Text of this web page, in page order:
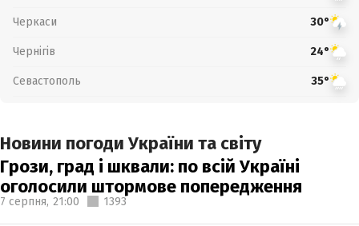
Черкаси 30°
Чернігів 24°
Севастополь 35°
Новини погоди України та світу
Грози, град і шквали: по всій Україні
оголосили штормове попередження
7 серпня, 21:00 1393